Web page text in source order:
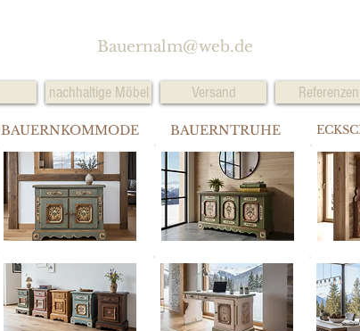
Bauernalm@web.de
nachhaltige Möbel Versand Referenzen
BAUERNKOMMODE BAUERNTRUHE